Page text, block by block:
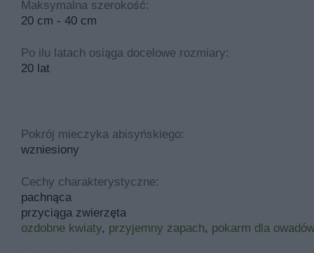
Maksymalna szerokość:
20 cm - 40 cm
Po ilu latach osiąga docelowe rozmiary:
20 lat
Pokrój mieczyka abisyńskiego:
wzniesiony
Cechy charakterystyczne:
pachnąca
przyciąga zwierzęta
ozdobne kwiaty, przyjemny zapach, pokarm dla